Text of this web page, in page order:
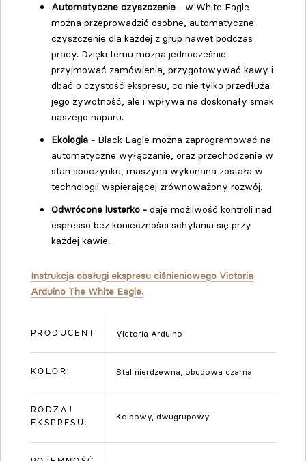
Automatyczne czyszczenie - w White Eagle
można przeprowadzić osobne, automatyczne
czyszczenie dla każdej z grup nawet podczas
pracy. Dzięki temu można jednocześnie
przyjmować zamówienia, przygotowywać kawy i
dbać o czystość ekspresu, co nie tylko przedłuża
jego żywotność, ale i wpływa na doskonały smak
naszego naparu.
Ekologia - Black Eagle można zaprogramować na
automatyczne wyłączanie, oraz przechodzenie w
stan spoczynku, maszyna wykonana została w
technologii wspierającej zrównoważony rozwój.
Odwrócone lusterko - daje możliwość kontroli nad
espresso bez konieczności schylania się przy
każdej kawie.
Instrukcja obsługi ekspresu ciśnieniowego Victoria
Arduino The White Eagle.
PRODUCENT Victoria Arduino
KOLOR: Stal nierdzewna, obudowa czarna
RODZAJ
EKSPRESU:
Kolbowy, dwugrupowy